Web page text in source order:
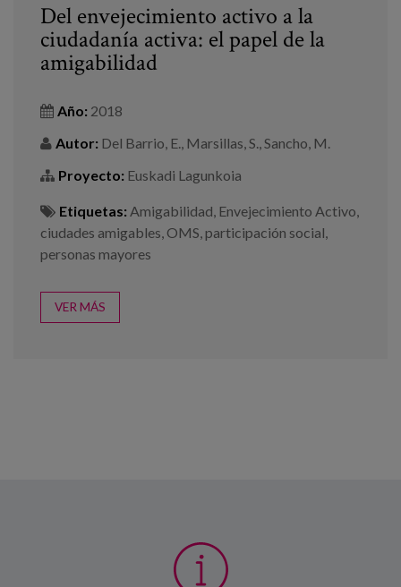
Del envejecimiento activo a la
ciudadanía activa: el papel de la
amigabilidad
Año: 2018
Autor: Del Barrio, E., Marsillas, S., Sancho, M.
Proyecto: Euskadi Lagunkoia
Etiquetas: Amigabilidad, Envejecimiento Activo,
ciudades amigables, OMS,participación social,
personas mayores
VER MÁS